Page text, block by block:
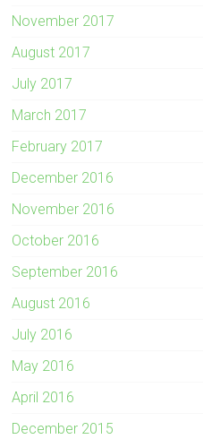
November 2017
August 2017
July 2017
March 2017
February 2017
December 2016
November 2016
October 2016
September 2016
August 2016
July 2016
May 2016
April 2016
December 2015